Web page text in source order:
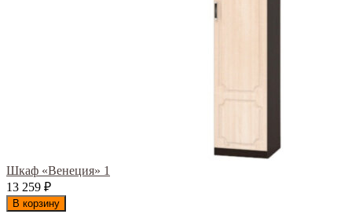
Шкаф «Венеция» 1
13 259 ₽
В корзину